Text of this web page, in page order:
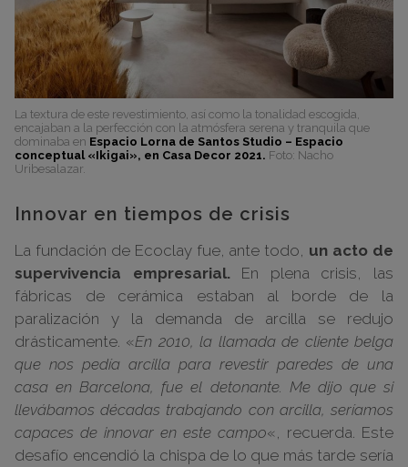
La textura de este revestimiento, así como la tonalidad escogida,
encajaban a la perfección con la atmósfera serena y tranquila que
dominaba en Espacio Lorna de Santos Studio – Espacio
conceptual «Ikigai», en Casa Decor 2021. Foto: Nacho
Uribesalazar.
Innovar en tiempos de crisis
La fundación de Ecoclay fue, ante todo, un acto de
supervivencia empresarial.En plena crisis, las
fábricas de cerámica estaban al borde de la
paralización y la demanda de arcilla se redujo
drásticamente. «En 2010, la llamada de cliente belga
que nos pedía arcilla para revestir paredes de una
casa en Barcelona, fue el detonante. Me dijo que si
llevábamos décadas trabajando con arcilla, seríamos
capaces de innovar en este campo«, recuerda. Este
desafío encendió la chispa de lo que más tarde sería